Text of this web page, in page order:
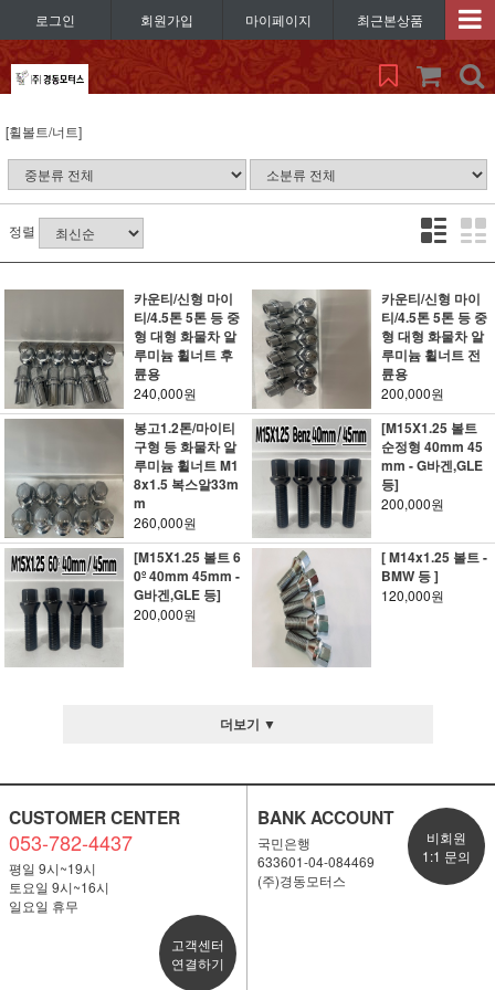
로그인 회원가입 마이페이지 최근본상품
[휠볼트/너트]
정렬
카운티/신형 마이
티/4.5톤 5톤 등 중
형 대형 화물차 알
루미늄 휠너트 후
륜용
240,000원
카운티/신형 마이
티/4.5톤 5톤 등 중
형 대형 화물차 알
루미늄 휠너트 전
륜용
200,000원
봉고1.2톤/마이티
구형 등 화물차 알
루미늄 휠너트 M1
8x1.5 복스알33m
m
260,000원
[M15X1.25 볼트
순정형 40mm 45
mm - G바겐,GLE
등]
200,000원
[M15X1.25 볼트 6
0º 40mm 45mm -
G바겐,GLE 등]
200,000원
[ M14x1.25 볼트 -
BMW 등 ]
120,000원
더보기 ▼
CUSTOMER CENTER
053-782-4437
평일 9시~19시
토요일 9시~16시
일요일 휴무
고객센터
연결하기
BANK ACCOUNT
국민은행
633601-04-084469
(주)경동모터스
비회원
1:1 문의